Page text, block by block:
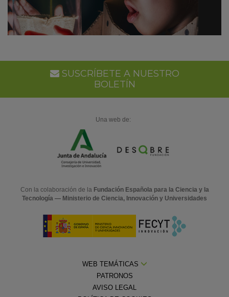
SUSCRÍBETE A NUESTRO
BOLETÍN
Una web de:
Con la colaboración de la Fundación Española para la Ciencia y la
Tecnología — Ministerio de Ciencia, Innovación y Universidades
WEB TEMÁTICAS
PATRONOS
AVISO LEGAL